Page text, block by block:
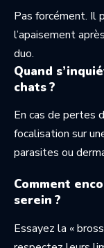
Pas forcément. Il
l’apaisement
duo.
Quand
chats ?
En cas de pertes
focalisation sur
parasites ou
Comment
serein ?
Essayez la «